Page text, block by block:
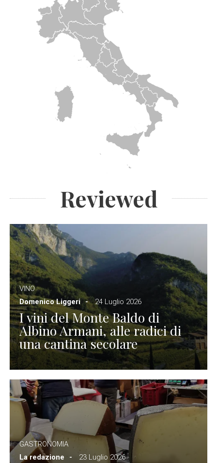
Reviewed
VINO
Domenico Liggeri
24 Luglio 2026
I vini del Monte Baldo di
Albino Armani, alle radici di
una cantina secolare
GASTRONOMIA
La redazione
23 Luglio 2026